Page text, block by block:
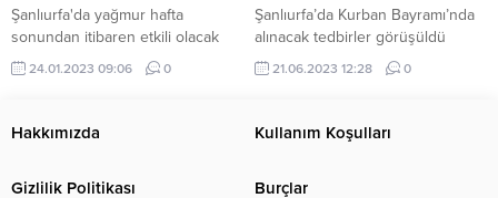
Şanlıurfa'da yağmur hafta
sonundan itibaren etkili olacak
24.01.2023 09:06 0
Şanlıurfa’da Kurban Bayramı’nda
alınacak tedbirler görüşüldü
21.06.2023 12:28 0
Hakkımızda Kullanım Koşulları
Gizlilik Politikası Burçlar